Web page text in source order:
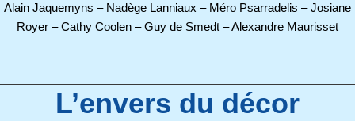
Alain Jaquemyns – Nadège Lanniaux – Méro Psarradelis – Josiane
Royer – Cathy Coolen – Guy de Smedt – Alexandre Maurisset
L’envers du décor